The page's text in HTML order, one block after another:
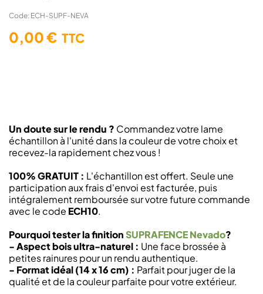
Code: ECH-SUPF-NEVA
0,00 € TTC
Un doute sur le rendu ? Commandez votre lame
échantillon à l'unité dans la couleur de votre choix et
recevez-la rapidement chez vous !
100% GRATUIT : L'échantillon est offert. Seule une
participation aux frais d'envoi est facturée, puis
intégralement remboursée sur votre future commande
avec le code ECH10.
Pourquoi tester la finitionSUPRAFENCE Nevado?
- Aspect bois ultra-naturel : Une face brossée à
petites rainures pour un rendu authentique.
- Format idéal (14 x 16 cm) : Parfait pour juger de la
qualité et de la couleur parfaite pour votre extérieur.